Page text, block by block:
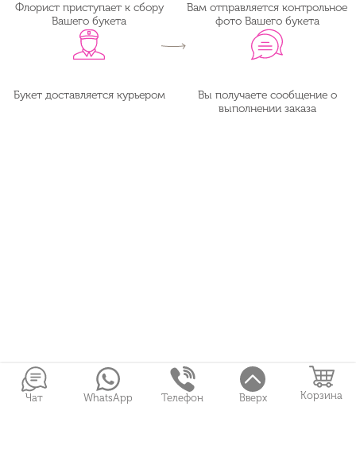
Флорист приступает к сбору
Вашего букета
Вам отправляется контрольное
фото Вашего букета
Букет доставляется курьером
Вы получаете сообщение о
выполнении заказа
Чат WhatsApp Телефон Вверх Корзина